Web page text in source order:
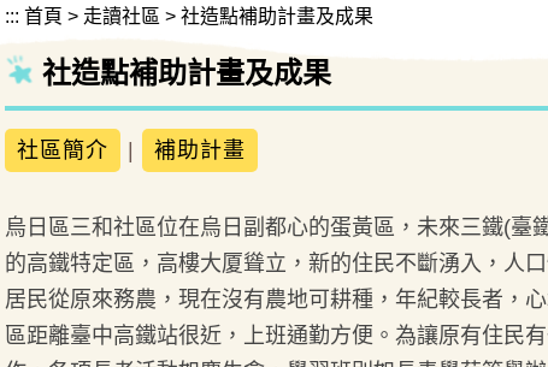
::: 首頁 > 走讀社區 > 社造點補助計畫及成果
社造點補助計畫及成果
社區簡介 補助計畫
烏日區三和社區位在烏日副都心的蛋黃區，未來三鐵(
的高鐵特定區，高樓大厦聳立，新的住民不斷湧入，人
居民從原來務農，現在沒有農地可耕種，年紀較長者，
區距離臺中高鐵站很近，上班通勤方便。為讓原有住民